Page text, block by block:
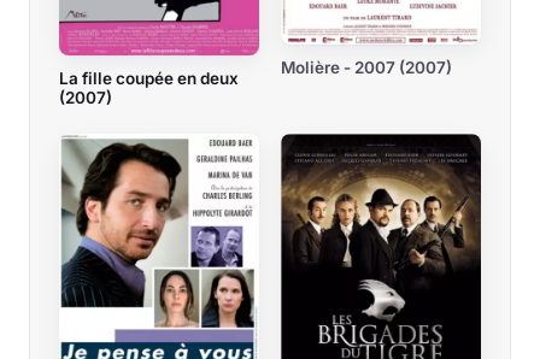
La fille coupée en deux
(2007)
Molière - 2007 (2007)